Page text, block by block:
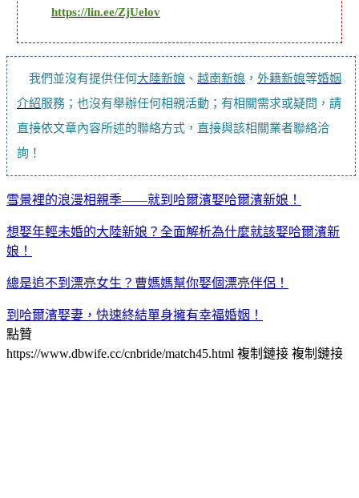
https://lin.ee/ZjUelov
我們並沒有提供任何大陸新娘 、 越南新娘 ， 外籍新娘等婚姻
介紹服務；也沒有舉辦任何相親活動；有相關需求或疑問，請
直接依文章內容所述的聯絡方式，直接與該相關業者聯絡洽
詢！
雪景裡的浪漫相親季——就到哈爾濱娶哈爾濱新娘！
想娶年輕未婚的大陸新娘？全面解析為什麼就該娶哈爾濱新
娘！
總是追不到漂亮女生？曹媽媽幫你娶個漂亮伴侶！
到哈爾濱娶妻，快速終結單身擁有幸福婚姻！
點贊
https://www.dbwife.cc/cnbride/match45.html 複制鏈接 複制鏈接